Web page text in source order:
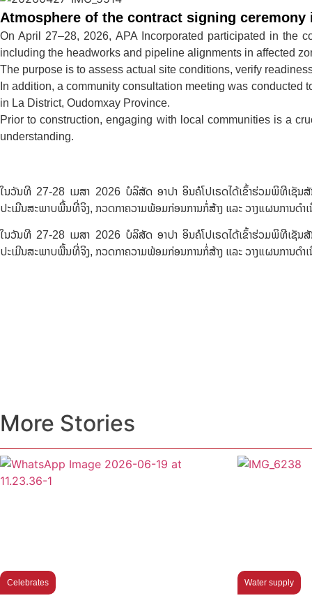
Atmosphere of the contract signing
On April 27–28, 2026, APA Incorporated participated in the
including the headworks and pipeline alignments in affected
The purpose is to assess actual site conditions, verify
In addition, a community consultation meeting was
in La District, Oudomxay Province.
Prior to construction, engaging with local communities is a
understanding.
ໃນວັນທີ 27-28 ເມສາ 2026 ບໍລິສັດ ອາປາ ອິນຄໍໂປເຣດໄດ້ເຂົ້າຮ່ວມພິທີເຊັນ
ປະເມີນສະພາບພື້ນທີ່ຈິງ, ກວດກາຄວາມພ້ອມກ່ອນການກໍ່ສ້າງ ແລະ ວາງແຜນການດ
ໃນວັນທີ 27-28 ເມສາ 2026 ບໍລິສັດ ອາປາ ອິນຄໍໂປເຣດໄດ້ເຂົ້າຮ່ວມພິທີເຊັນ
ປະເມີນສະພາບພື້ນທີ່ຈິງ, ກວດກາຄວາມພ້ອມກ່ອນການກໍ່ສ້າງ ແລະ ວາງແຜນການດ
More Stories
Celebrates Water supply